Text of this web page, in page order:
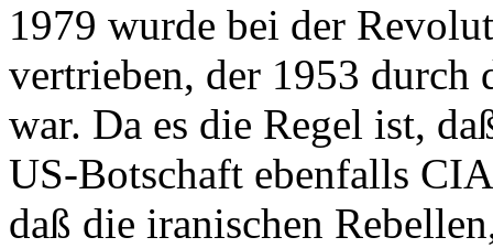
1979 wurde bei der
vertrieben, der 1953 durch
war. Da es die Regel ist,
US-Botschaft ebenfalls
daß die iranischen